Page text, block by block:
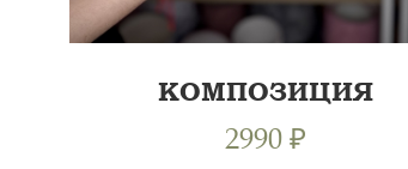
КОМПОЗИЦИЯ
2990 ₽